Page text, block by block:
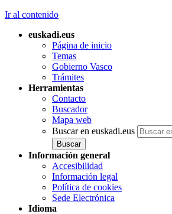
Ir al contenido
euskadi.eus
Página de inicio
Temas
Gobierno Vasco
Trámites
Herramientas
Contacto
Buscador
Mapa web
Buscar en euskadi.eus
Información general
Accesibilidad
Información legal
Política de cookies
Sede Electrónica
Idioma